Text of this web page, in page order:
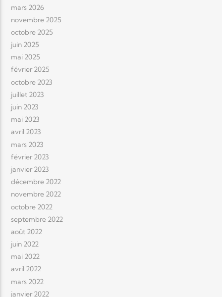
mars 2026
novembre 2025
octobre 2025
juin 2025
mai 2025
février 2025
octobre 2023
juillet 2023
juin 2023
mai 2023
avril 2023
mars 2023
février 2023
janvier 2023
décembre 2022
novembre 2022
octobre 2022
septembre 2022
août 2022
juin 2022
mai 2022
avril 2022
mars 2022
janvier 2022